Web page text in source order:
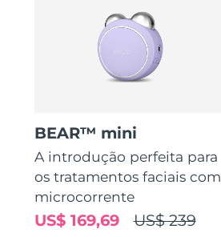
BEAR™ mini
A introdução perfeita para
os tratamentos faciais com
microcorrente
US$ 239
US$ 169,69